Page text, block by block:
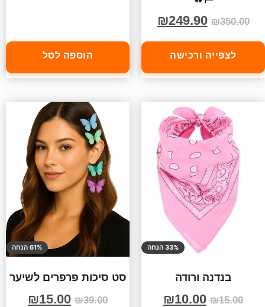
₪350.00
₪249.90
לצפייה ורכישה הוספה לסל
33% הנחה
בנדנה ורודה
₪15.00
₪10.00
61% הנחה
סט סיכות פרפרים לשיער
₪39.00
₪15.00